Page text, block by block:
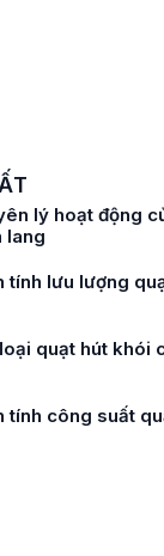
lý hoạt động
lang
tính lưu lượng
quạt hút khói
tính công suất